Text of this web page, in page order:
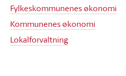
Fylkeskommunenes økonomi
Kommunenes økonomi
Lokalforvaltning